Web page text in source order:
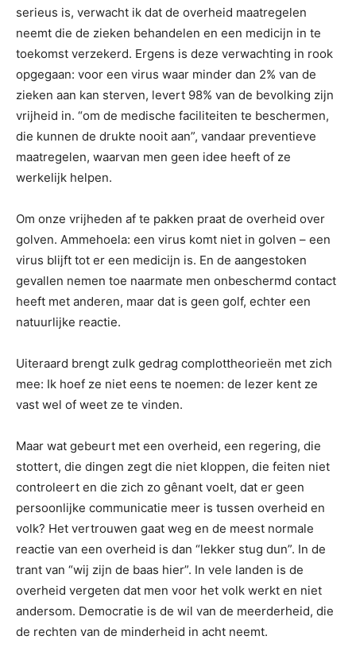
serieus is, verwacht ik dat de overheid maatregelen
neemt die de zieken behandelen en een medicijn in te
toekomst verzekerd. Ergens is deze verwachting in rook
opgegaan: voor een virus waar minder dan 2% van de
zieken aan kan sterven, levert 98% van de bevolking zijn
vrijheid in. “om de medische faciliteiten te beschermen,
die kunnen de drukte nooit aan”, vandaar preventieve
maatregelen, waarvan men geen idee heeft of ze
werkelijk helpen.
Om onze vrijheden af te pakken praat de overheid over
golven. Ammehoela: een virus komt niet in golven – een
virus blijft tot er een medicijn is. En de aangestoken
gevallen nemen toe naarmate men onbeschermd contact
heeft met anderen, maar dat is geen golf, echter een
natuurlijke reactie.
Uiteraard brengt zulk gedrag complottheorieën met zich
mee: Ik hoef ze niet eens te noemen: de lezer kent ze
vast wel of weet ze te vinden.
Maar wat gebeurt met een overheid, een regering, die
stottert, die dingen zegt die niet kloppen, die feiten niet
controleert en die zich zo gênant voelt, dat er geen
persoonlijke communicatie meer is tussen overheid en
volk? Het vertrouwen gaat weg en de meest normale
reactie van een overheid is dan “lekker stug dun”. In de
trant van “wij zijn de baas hier”. In vele landen is de
overheid vergeten dat men voor het volk werkt en niet
andersom. Democratie is de wil van de meerderheid, die
de rechten van de minderheid in acht neemt.